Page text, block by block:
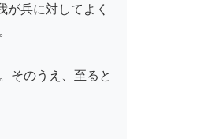
そのうえ、至ると